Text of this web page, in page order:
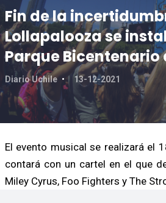
Fin de la
Lollapalooza se
Parque Bicentenario
Diario Uchile 13-12-2021
El evento musical se realizará el
contará con un cartel en el que
Miley Cyrus, Foo Fighters y The